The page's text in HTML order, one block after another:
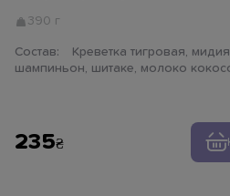
390 г
Состав:
шампиньон, шитаке, молоко
235